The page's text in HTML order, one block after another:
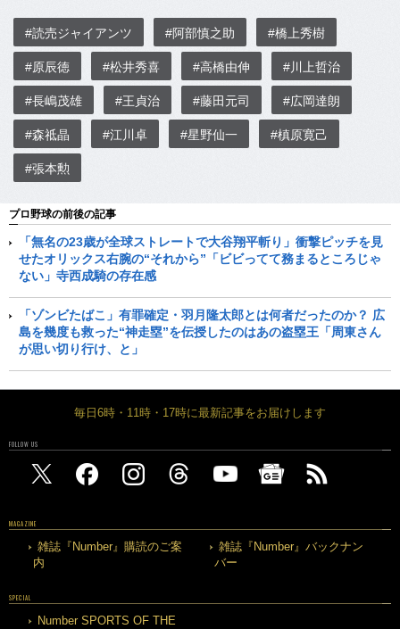
#読売ジャイアンツ #阿部慎之助 #橋上秀樹
#原辰徳 #松井秀喜 #高橋由伸 #川上哲治
#長嶋茂雄 #王貞治 #藤田元司 #広岡達朗
#森祗晶 #江川卓 #星野仙一 #槙原寛己
#張本勲
プロ野球の前後の記事
「無名の23歳が全球ストレートで大谷翔平斬り」衝撃ピッチを見
せたオリックス右腕の“それから”「ビビってて務まるところじゃ
ない」寺西成騎の存在感
「ゾンビたばこ」有罪確定・羽月隆太郎とは何者だったのか？ 広
島を幾度も救った“神走塁”を伝授したのはあの盗塁王「周東さん
が思い切り行け、と」
毎日6時・11時・17時に最新記事をお届けします
FOLLOW US
MAGAZINE
雑誌『Number』購読のご案
内
雑誌『Number』バックナン
バー
SPECIAL
Number SPORTS OF THE